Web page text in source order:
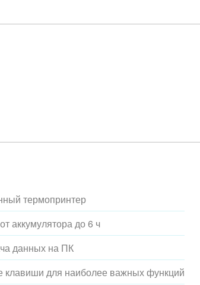
термопринтер
аккумулятора до 6 ч
данных на ПК
для наиболее важных функций